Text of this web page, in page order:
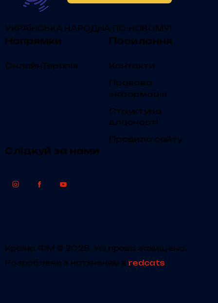
УКРАЇНСЬКА НАРОДНА ПО-НОВОМУ!
Напрямки
ОнлайнТерапія
Посилання
Контакти
Правова
інформація
Структура
власності
Правила сайту
Слідкуй за нами
Країна ФМ © 2026. Усі права захищено.
Розроблено з натхненям вredcats